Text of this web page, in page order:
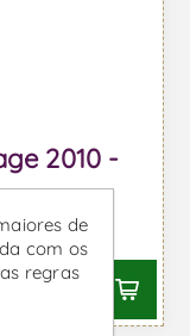
2010 -
de
com os
regras